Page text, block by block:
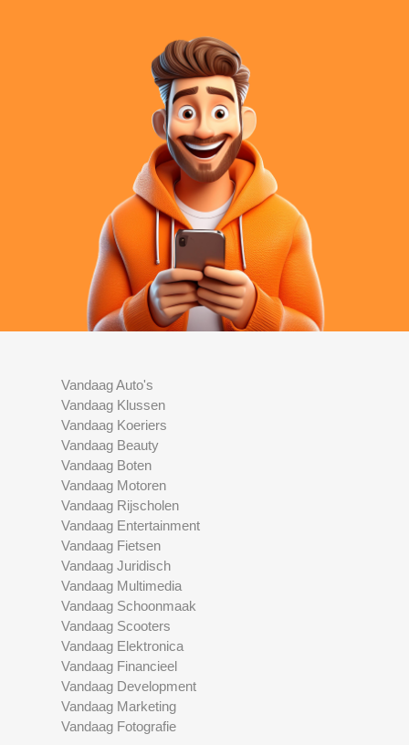
Vandaag Auto's
Vandaag Klussen
Vandaag Koeriers
Vandaag Beauty
Vandaag Boten
Vandaag Motoren
Vandaag Rijscholen
Vandaag Entertainment
Vandaag Fietsen
Vandaag Juridisch
Vandaag Multimedia
Vandaag Schoonmaak
Vandaag Scooters
Vandaag Elektronica
Vandaag Financieel
Vandaag Development
Vandaag Marketing
Vandaag Fotografie